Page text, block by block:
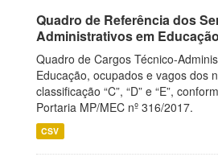
Quadro de Referência dos
Administrativos em
Quadro de Cargos Técnico-
Educação, ocupados e vagos dos
classificação “C”, “D” e “E”,
Portaria MP/MEC nº 316/2017.
CSV